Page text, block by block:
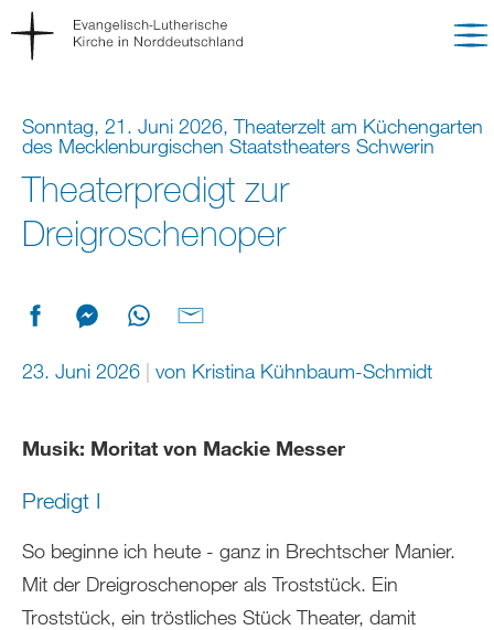
Sonntag, 21. Juni 2026, Theaterzelt am Küchengarten
des Mecklenburgischen Staatstheaters Schwerin
Theaterpredigt zur
Dreigroschenoper
23. Juni 2026 von Kristina Kühnbaum-Schmidt
Musik: Moritat von Mackie Messer
Predigt I
So beginne ich heute - ganz in Brechtscher Manier.
Mit der Dreigroschenoper als Troststück. Ein
Troststück, ein tröstliches Stück Theater, damit